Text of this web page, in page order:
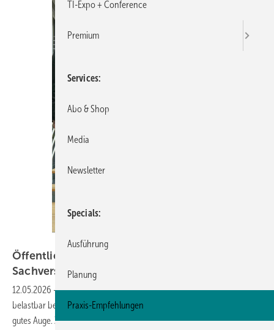
Öffentlich bestellt: So werden Isoliermeister
Sachverständige
12.05.2026 -Wer Schäden in der technischen Dämmung fachlich
belastbar bewerten will, braucht mehr als Berufserfahrung und ein
gutes Auge. Zwar sind die Begriffe „Sachverständiger“ und
TI-Expo + Conference
Premium
Services
Abo & Shop
Media
Newsletter
Specials
Ausführung
Planung
Praxis-Empfehlungen